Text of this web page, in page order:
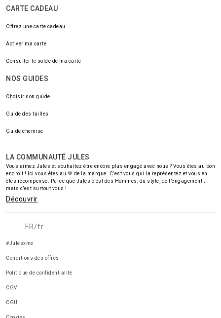
CARTE CADEAU
Offrez une carte cadeau
Activer ma carte
Consulter le solde de ma carte
NOS GUIDES
Choisir son guide
Guide des tailles
Guide chemise
LA COMMUNAUTÉ JULES
Vous aimez Jules et souhaitez être encore plus engagé avec nous ? Vous êtes au bon
endroit ! Ici vous êtes au 💚 de la marque. C’est vous qui la représentez et vous en
êtes récompensé. Parce que Jules c’est des Hommes, du style, de l’engagement ;
mais c’est surtout vous !
Découvrir
FR/fr
#Julesxme
Conditions des offres
Politique de confidentialité
CGV
CGU